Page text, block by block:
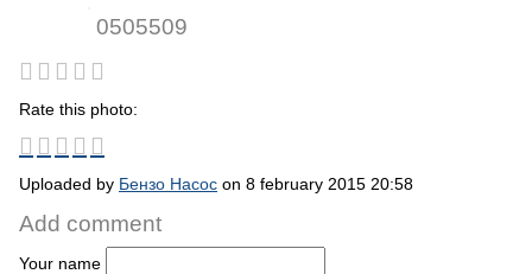
0505509
Rate this photo:
Uploaded by Бензо Насос on 8 february 2015 20:58
Add comment
Your name